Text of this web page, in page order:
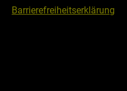
Barrierefreiheitserklärung